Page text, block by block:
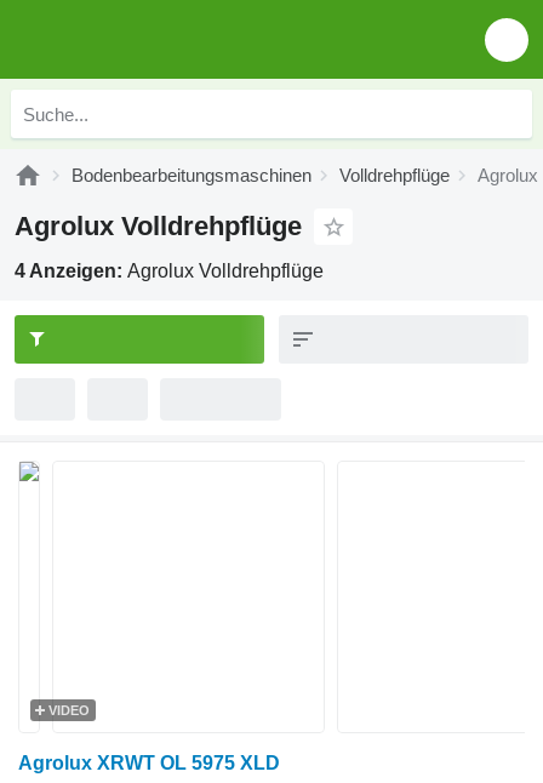
Bodenbearbeitungsmaschinen Volldrehpflüge Agrolux
Agrolux Volldrehpflüge
4 Anzeigen: Agrolux Volldrehpflüge
VIDEO
Agrolux XRWT OL 5975 XLD